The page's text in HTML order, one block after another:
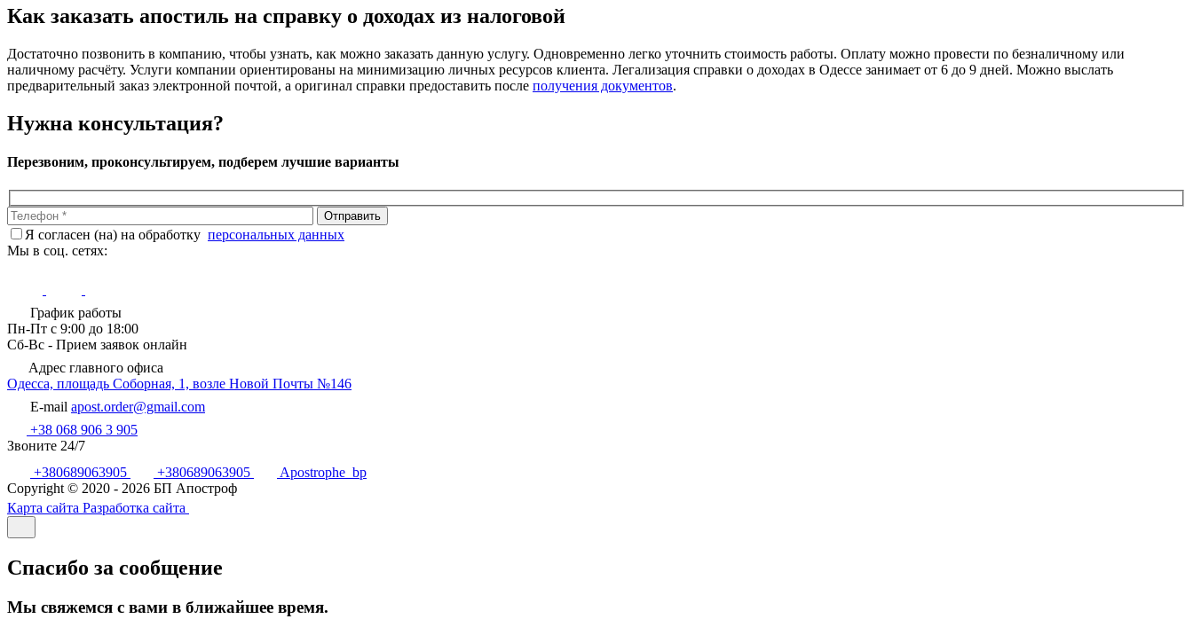
Как заказать апостиль на справку о доходах из налоговой
Достаточно позвонить в компанию, чтобы узнать, как можно заказать данную услугу. Одновременно легко уточнить стоимость работы. Оплату можно провести по безналичному или
наличному расчёту. Услуги компании ориентированы на минимизацию личных ресурсов клиента. Легализация справки о доходах в Одессе занимает от 6 до 9 дней. Можно выслать
предварительный заказ электронной почтой, а оригинал справки предоставить после получения документов.
Нужна консультация?
Перезвоним, проконсультируем, подберем лучшие варианты
Я согласен (на) на обработку персональных данных
Мы в соц. сетях:
График работы
Пн-Пт с 9:00 до 18:00
Сб-Вс - Прием заявок онлайн
Адрес главного офиса
Одесса, площадь Соборная, 1, возле Новой Почты №146
E-mail apost.order@gmail.com
+38 068 906 3 905
Звоните 24/7
+380689063905
+380689063905
Apostrophe_bp
Copyright © 2020 - 2026 БП Апостроф
Карта сайта Разработка сайта
Спасибо за сообщение
Мы свяжемся с вами в ближайшее время.